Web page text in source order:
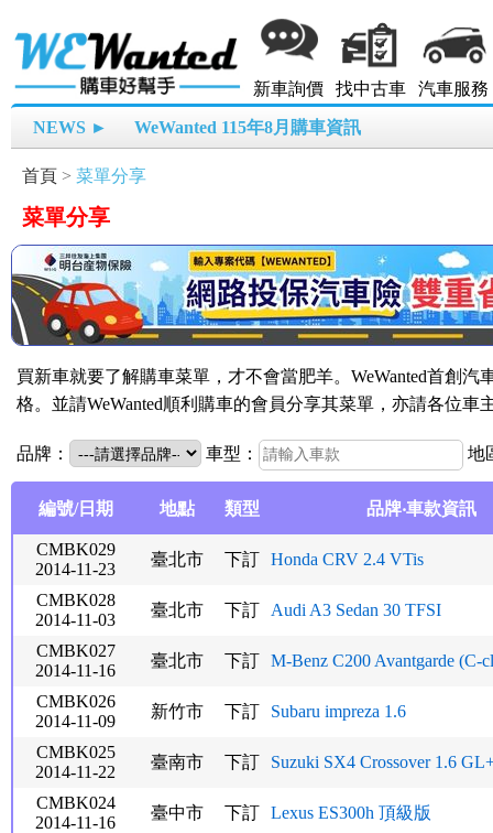
新車詢價 找中古車 汽車服務
NEWS ► WeWanted 115年8月購車資訊
首頁 > 菜單分享
菜單分享
買新車就要了解購車菜單，才不會當肥羊。WeWanted首創
格。並請WeWanted順利購車的會員分享其菜單，亦請各位
品牌： 車型： 地
編號/日期 地點 類型 品牌‧車款資訊
CMBK029
2014-11-23
臺北市 下訂 Honda CRV 2.4 VTis
CMBK028
2014-11-03
臺北市 下訂 Audi A3 Sedan 30 TFSI
CMBK027
2014-11-16
臺北市 下訂 M-Benz C200 Avantgarde (C-
CMBK026
2014-11-09
新竹市 下訂 Subaru impreza 1.6
CMBK025
2014-11-22
臺南市 下訂 Suzuki SX4 Crossover 1.6
CMBK024
2014-11-16
臺中市 下訂 Lexus ES300h 頂級版